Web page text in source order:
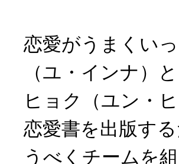
恋愛がうまくい
（ユ・インナ）
ヒョク（ユン・
恋愛書を出版す
うべくチームを